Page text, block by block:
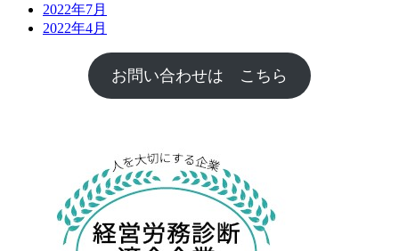
2022年7月
2022年4月
お問い合わせは こちら